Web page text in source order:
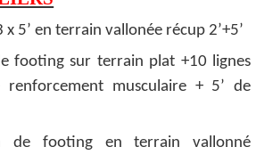
x 5’ en terrain vallonée récup 2’+5’
footing sur terrain plat +10 lignes
musculaire + 5’ de
footing en terrain vallonné